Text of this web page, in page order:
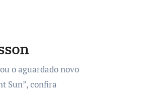
o aguardado novo
Sun”, confira